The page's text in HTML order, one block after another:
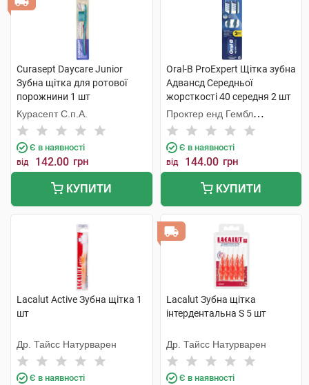
Curasept Daycare Junior
Зубна щітка для ротової
порожнини 1 шт
Курасепт С.п.А.
Є в наявності
від 142.00 грн
КУПИТИ
Oral-B ProExpert Щiтка зубна
Адвансд Середньої
жорсткості 40 середня 2 шт
Проктер енд Гембл
Меньюфекчурінг
Є в наявності
від 144.00 грн
КУПИТИ
Lacalut Active Зубна щітка 1
шт
Др. Тайсс Натурварен
Є в наявності
Lacalut Зубна щітка
інтердентальна S 5 шт
Др. Тайсс Натурварен
Є в наявності